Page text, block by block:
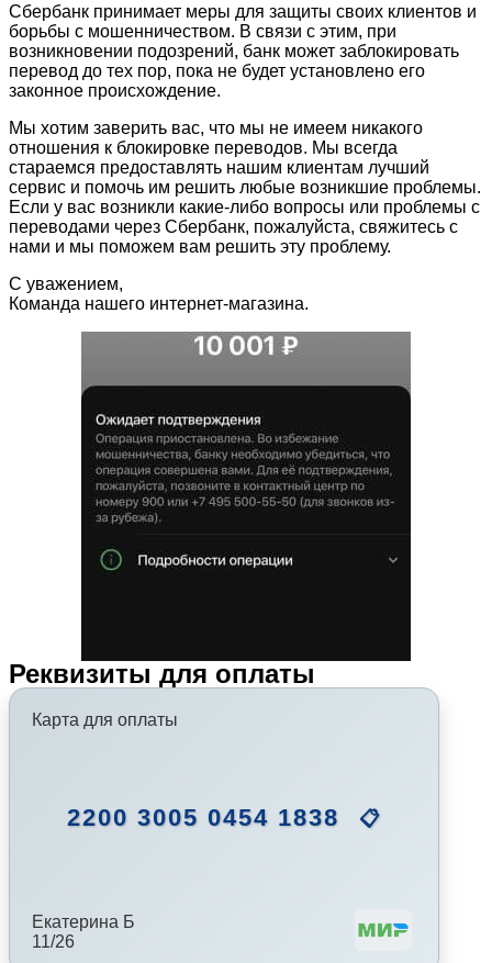
Сбербанк принимает меры для защиты своих клиентов и
борьбы с мошенничеством. В связи с этим, при
возникновении подозрений, банк может заблокировать
перевод до тех пор, пока не будет установлено его
законное происхождение.
Мы хотим заверить вас, что мы не имеем никакого
отношения к блокировке переводов. Мы всегда
стараемся предоставлять нашим клиентам лучший
сервис и помочь им решить любые возникшие проблемы.
Если у вас возникли какие-либо вопросы или проблемы с
переводами через Сбербанк, пожалуйста, свяжитесь с
нами и мы поможем вам решить эту проблему.
С уважением,
Команда нашего интернет-магазина.
Реквизиты для оплаты
Карта для оплаты
2200 3005 0454 1838 📋
Екатерина Б
11/26